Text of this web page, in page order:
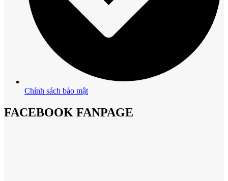
Chính sách bảo mật
FACEBOOK FANPAGE